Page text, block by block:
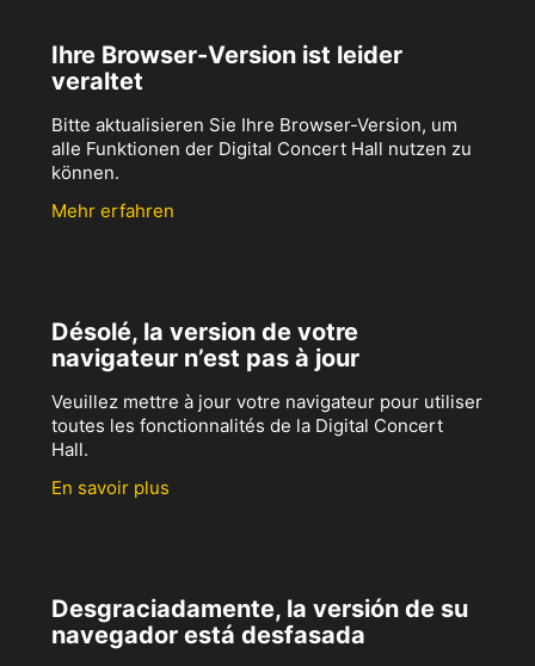
Ihre Browser-Version ist leider
veraltet
Bitte aktualisieren Sie Ihre Browser-Version, um
alle Funktionen der Digital Concert Hall nutzen zu
können.
Mehr erfahren
Désolé, la version de votre
navigateur n’est pas à jour
Veuillez mettre à jour votre navigateur pour utiliser
toutes les fonctionnalités de la Digital Concert
Hall.
En savoir plus
Desgraciadamente, la versión de su
navegador está desfasada